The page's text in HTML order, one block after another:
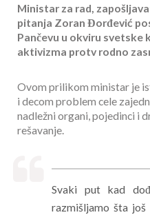
Ministar za rad,
pitanja Zoran Đorđević
Pančevu u okviru svetske
aktivizma protv rodno
Ovom prilikom ministar je
i decom problem cele
nadležni organi, pojedinci i
rešavanje.
Svaki put kad
razmišljamo šta